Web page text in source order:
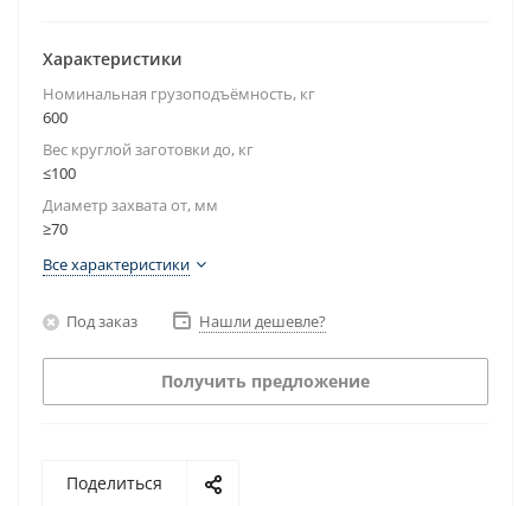
Характеристики
Номинальная грузоподъёмность, кг
600
Вес круглой заготовки до, кг
≤100
Диаметр захвата от, мм
≥70
Все характеристики
Под заказ Нашли дешевле?
Получить предложение
Поделиться